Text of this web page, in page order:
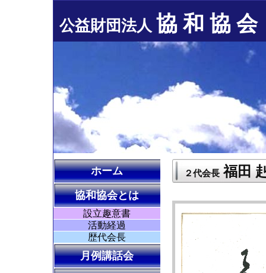
公益財団法人 協 和 協 会
ホーム
協和協会とは
設立趣意書
活動経過
歴代会長
月例講話会
２代会長福田